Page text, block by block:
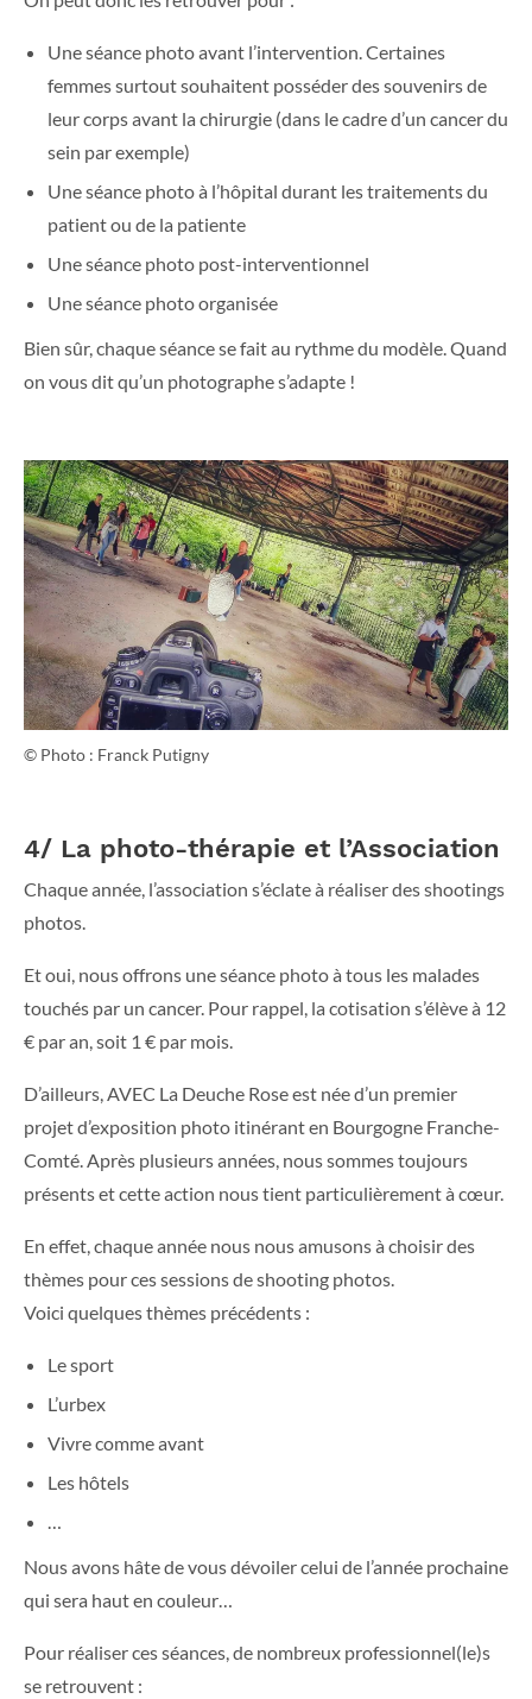
Une séance photo avant l’intervention. Certaines
femmes surtout souhaitent posséder des souvenirs de
leur corps avant la chirurgie (dans le cadre d’un cancer du
sein par exemple)
Une séance photo à l’hôpital durant les traitements du
patient ou de la patiente
Une séance photo post-interventionnel
Une séance photo organisée
Bien sûr, chaque séance se fait au rythme du modèle. Quand
on vous dit qu’un photographe s’adapte !
© Photo : Franck Putigny
4/ La photo-thérapie et l’Association
Chaque année, l’association s’éclate à réaliser des shootings
photos.
Et oui, nous offrons une séance photo à tous les malades
touchés par un cancer. Pour rappel, la cotisation s’élève à 12
€ par an, soit 1 € par mois.
D’ailleurs, AVEC La Deuche Rose est née d’un premier
projet d’exposition photo itinérant en Bourgogne Franche-
Comté. Après plusieurs années, nous sommes toujours
présents et cette action nous tient particulièrement à cœur.
En effet, chaque année nous nous amusons à choisir des
thèmes pour ces sessions de shooting photos.
Voici quelques thèmes précédents :
Le sport
L’urbex
Vivre comme avant
Les hôtels
…
Nous avons hâte de vous dévoiler celui de l’année prochaine
qui sera haut en couleur…
Pour réaliser ces séances, de nombreux professionnel(le)s
se retrouvent :